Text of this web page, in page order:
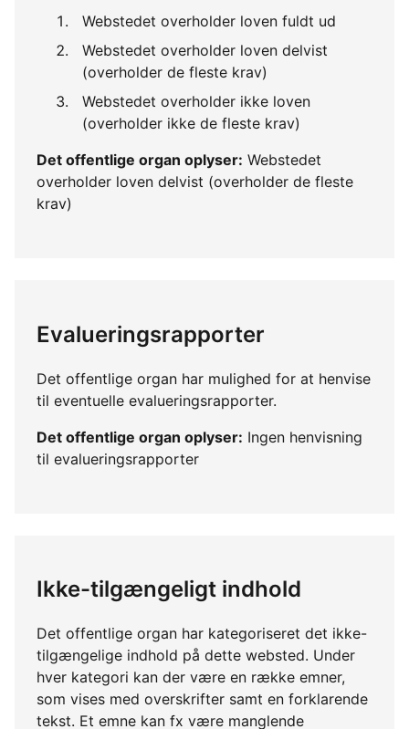
Webstedet overholder loven fuldt ud
Webstedet overholder loven delvist
(overholder de fleste krav)
Webstedet overholder ikke loven
(overholder ikke de fleste krav)
Det offentlige organ oplyser: Webstedet
overholder loven delvist (overholder de fleste
krav)
Evalueringsrapporter
Det offentlige organ har mulighed for at henvise
til eventuelle evalueringsrapporter.
Det offentlige organ oplyser: Ingen henvisning
til evalueringsrapporter
Ikke-tilgængeligt indhold
Det offentlige organ har kategoriseret det ikke-
tilgængelige indhold på dette websted. Under
hver kategori kan der være en række emner,
som vises med overskrifter samt en forklarende
tekst. Et emne kan fx være manglende